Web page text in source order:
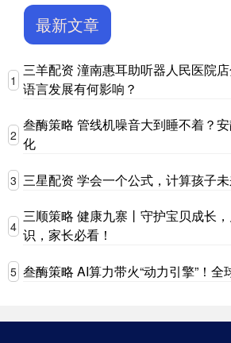
最新文章
1
三羊配资 潼南惠耳助听器人民医院
语言发展有何影响？
2
叁酶策略 管线机噪音大到睡不着？
化
3 三星配资 学会一个公式，计算孩子
4
三顺策略 健康九寨丨守护宝贝成长
识，家长必看！
5 叁酶策略 AI算力带火“动力引擎”！